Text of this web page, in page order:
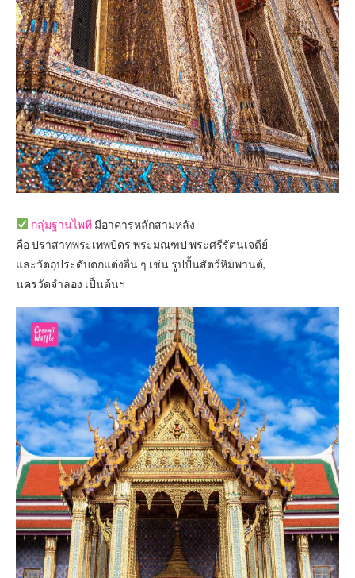
กลุ่มฐานไพทีมีอาคารหลักสามหลัง
คือ ปราสาทพระเทพบิดร พระมณฑป พระศรีรัตนเจดีย์
และวัตถุประดับตกแต่งอื่น ๆ เช่น รูปปั้นสัตว์หิมพานต์,
นครวัดจำลอง เป็นต้นฯ